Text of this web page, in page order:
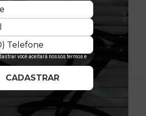
um encaixe perfeito
Snapback